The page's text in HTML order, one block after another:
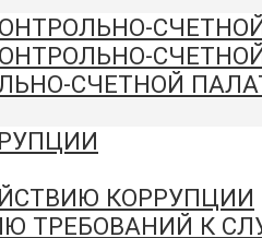
СЧЕТНОЙ
КОРРУПЦИИ
ТРЕБОВАНИЙ К